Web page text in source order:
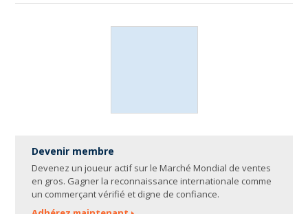
Devenir membre
Devenez un joueur actif sur le Marché Mondial de ventes
en gros. Gagner la reconnaissance internationale comme
un commerçant vérifié et digne de confiance.